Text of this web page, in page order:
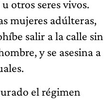
otros seres vivos.
mujeres adúlteras,
salir a la calle sin
y se asesina a
el régimen